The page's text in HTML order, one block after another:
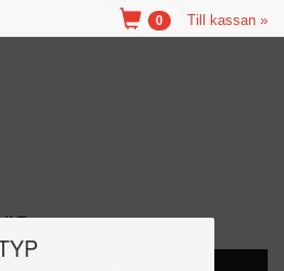
Till kassan »
0